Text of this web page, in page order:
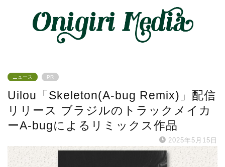
ニュース PR
Uilou「Skeleton(A-bug Remix)」配信
リリース ブラジルのトラックメイカ
ーA-bugによるリミックス作品
2025年5月15日